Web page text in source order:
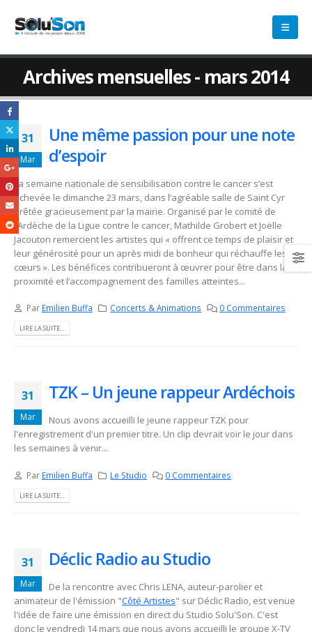
Archives mensuelles - mars 2014
31
Mar
Une même passion pour une note
d’espoir
La semaine nationale de sensibilisation contre le cancer s’est
achevée le dimanche 23 mars, dans l’agréable salle de Saint Cyr
prêtée gracieusement par la mairie. Organisé par le comité de
l’Ardèche de la Ligue contre le cancer, Mathilde Grobert et Joëlle
Jacouton remercient les artistes qui « offrent ce temps de plaisir et
leur générosité pour un après midi de bonheur qui réchauffe les
cœurs ». Les bénéfices contribueront à œuvrer pour être dans la
proximité et l’accompagnement des familles atteintes...
Par Emilien Buffa Concerts & Animations 0 Commentaires
LIRE LA SUITE...
31
Mar
TZK – Un jeune rappeur Ardéchois
Nous avons accueilli le jeune rappeur TZK pour
l'enregistrement d'un premier titre. Un clip devrait voir le jour dans
les semaines à venir...
Par Emilien Buffa Le Studio 0 Commentaires
LIRE LA SUITE...
31
Mar
Déclic Radio au Studio
De la rencontre avec Chris LENA, auteur-parolier et
animateur de l'émission "Côté Artistes" sur Déclic Radio, est venue
l'idée de faire une émission en direct du Studio Solu'Son. C'est
donc le vendredi 14 mars que nous avons accueilli le groupe X-TV